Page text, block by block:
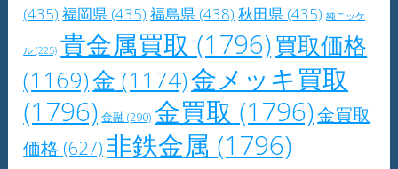
(435) 福岡県 (435) 福島県 (438) 秋田県 (435) 純ニッケ
ル (225) 貴金属買取 (1796)買取価格
(1169)金 (1174)金メッキ買取
(1796) 金融(290) 金買取 (1796)金買取
価格 (627)非鉄金属 (1796)